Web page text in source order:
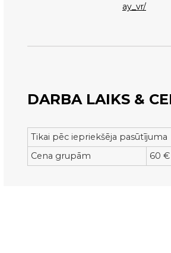
ay_vr/
DARBA LAIKS &
Tikai pēc iepriekšēja pasūtījuma
Cena grupām
60 €